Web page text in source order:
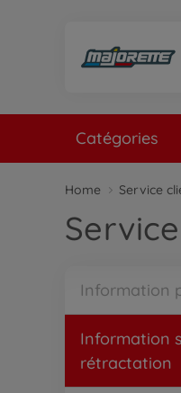
Catégories
Home Service
Information
Information
rétractation